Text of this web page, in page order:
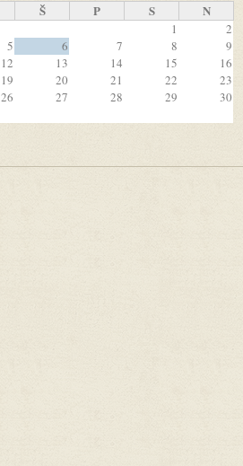
Š P S N
1
2
5 6 7 8
9
12 13 14 15
16
19 20 21 22
23
26 27 28 29
30